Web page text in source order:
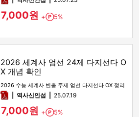
7,000원 + Point
5%
2026 세계사 엄선 24제 다지선다 O
X 개념 확인
2026 수능 세계사 빈출 주제 엄선 다지선다 OX 정리
pdf역사신인섭 25.07.19
7,000원 + Point
5%